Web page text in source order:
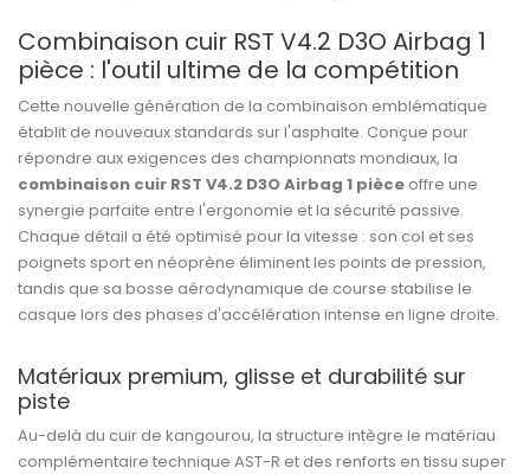
Combinaison cuir RST V4.2 D3O Airbag 1
pièce : l'outil ultime de la compétition
Cette nouvelle génération de la combinaison emblématique
établit de nouveaux standards sur l'asphalte. Conçue pour
répondre aux exigences des championnats mondiaux, la
combinaison cuir RST V4.2 D3O Airbag 1 pièce offre une
synergie parfaite entre l'ergonomie et la sécurité passive.
Chaque détail a été optimisé pour la vitesse : son col et ses
poignets sport en néoprène éliminent les points de pression,
tandis que sa bosse aérodynamique de course stabilise le
casque lors des phases d'accélération intense en ligne droite.
Matériaux premium, glisse et durabilité sur
piste
Au-delà du cuir de kangourou, la structure intègre le matériau
complémentaire technique AST-R et des renforts en tissu super